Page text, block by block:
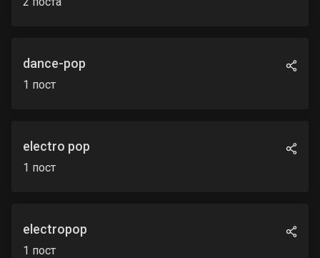
dance-pop
1 пост
electro pop
1 пост
electropop
1 пост